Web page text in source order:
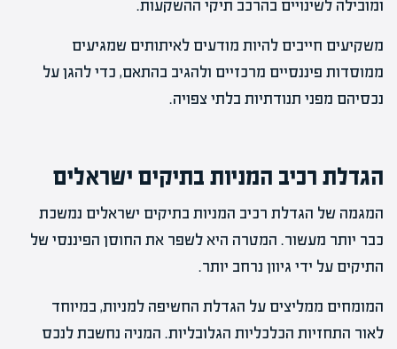
ומובילה לשינויים בהרכב תיקי ההשקעות.
משקיעים חייבים להיות מודעים לאיתותים שמגיעים
ממוסדות פיננסיים מרכזיים ולהגיב בהתאם, כדי להגן על
נכסיהם מפני תנודתיות בלתי צפויה.
הגדלת רכיב המניות בתיקים ישראלים
המגמה של הגדלת רכיב המניות בתיקים ישראלים נמשכת
כבר יותר מעשור. המטרה היא לשפר את החוסן הפיננסי של
התיקים על ידי גיוון נרחב יותר.
המומחים ממליצים על הגדלת החשיפה למניות, במיוחד
לאור התחזיות הכלכליות הגלובליות. המניה נחשבת לנכס